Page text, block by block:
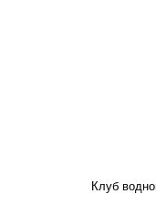
Клуб